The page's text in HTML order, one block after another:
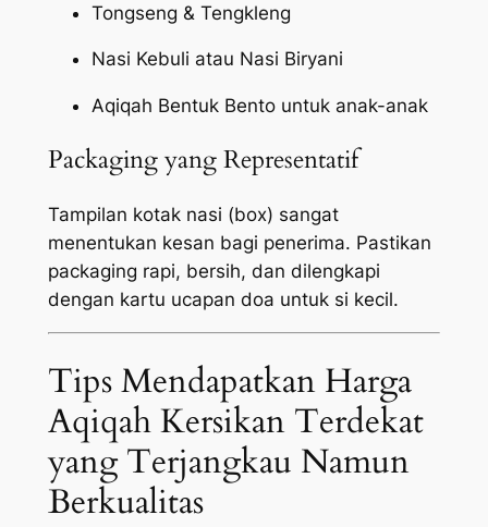
Tongseng & Tengkleng
Nasi Kebuli atau Nasi Biryani
Aqiqah Bentuk Bento untuk anak-anak
Packaging yang Representatif
Tampilan kotak nasi (box) sangat
menentukan kesan bagi penerima. Pastikan
packaging rapi, bersih, dan dilengkapi
dengan kartu ucapan doa untuk si kecil.
Tips Mendapatkan Harga
Aqiqah Kersikan Terdekat
yang Terjangkau Namun
Berkualitas